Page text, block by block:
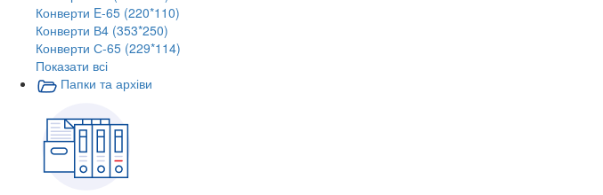
Конверти E-65 (220*110)
Конверти В4 (353*250)
Конверти С-65 (229*114)
Показати всі
Папки та архіви